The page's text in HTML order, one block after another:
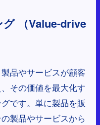
（Value-drive
品やサービスが顧客
その価値を最大化す
です。単に製品を販
製品やサービスから